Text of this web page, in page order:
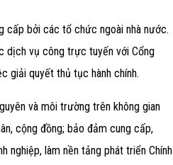
cấp bởi các tổ chức ngoài nhà nước.
dịch vụ công trực tuyến với Cổng
giải quyết thủ tục hành chính.
và môi trường trên không gian
cộng đồng; bảo đảm cung cấp,
nghiệp, làm nền tảng phát triển Chính